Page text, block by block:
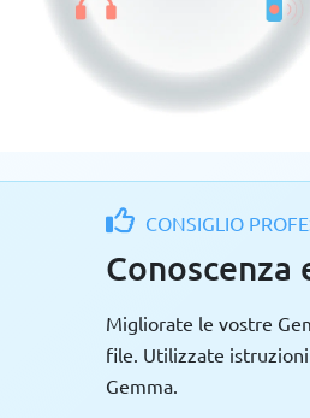
CONSIGLIO
Conoscenza
Migliorate le vostre
file. Utilizzate
Gemma.